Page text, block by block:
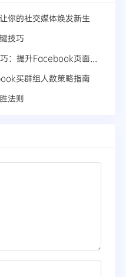
你的社交媒体焕发新生
技巧
买群组人数策略指南
法则